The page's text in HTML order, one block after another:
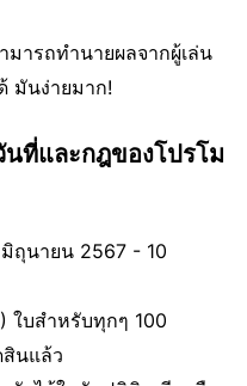
ารถทำนายผลจากผู้เล่น
มันง่ายมาก!
ที่และกฎของโปรโม
ถุนายน 2567 - 10
ใบสำหรับทุกๆ 100
นแล้ว